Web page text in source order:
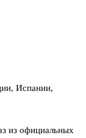
Испании,
из официальных